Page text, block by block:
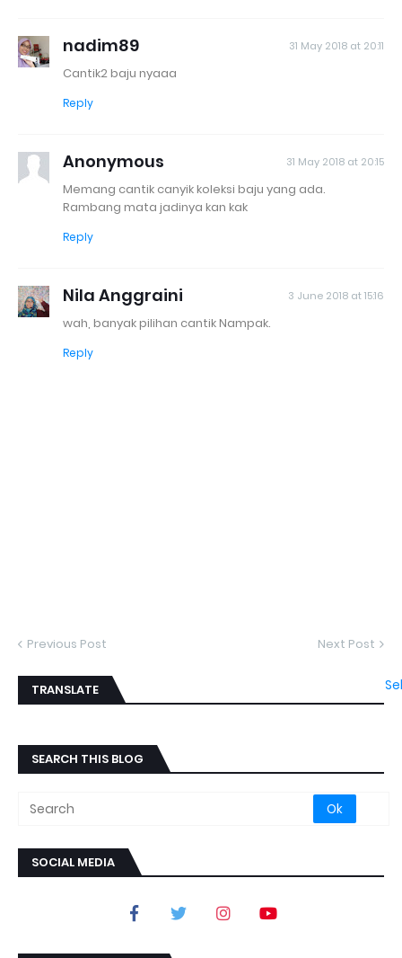
nadim89 31 May 2018 at 20:11
Cantik2 baju nyaaa
Reply
Anonymous 31 May 2018 at 20:15
Memang cantik canyik koleksi baju yang ada.
Rambang mata jadinya kan kak
Reply
Nila Anggraini 3 June 2018 at 15:16
wah, banyak pilihan cantik Nampak.
Reply
Previous Post Next Post
TRANSLATE
SEARCH THIS BLOG
SOCIAL MEDIA